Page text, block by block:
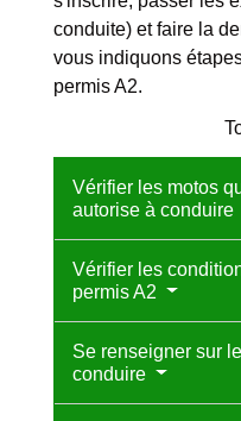
conduite) et faire la
vous indiquons
permis A2.
Vérifier les motos
autorise à conduire
Vérifier les
permis A2
Se renseigner sur
conduire